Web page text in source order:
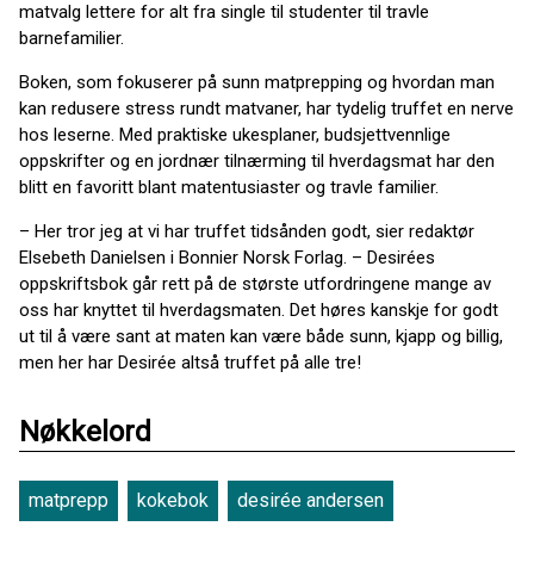
matvalg lettere for alt fra single til studenter til travle
barnefamilier.
Boken, som fokuserer på sunn matprepping og hvordan man
kan redusere stress rundt matvaner, har tydelig truffet en nerve
hos leserne. Med praktiske ukesplaner, budsjettvennlige
oppskrifter og en jordnær tilnærming til hverdagsmat har den
blitt en favoritt blant matentusiaster og travle familier.
– Her tror jeg at vi har truffet tidsånden godt, sier redaktør
Elsebeth Danielsen i Bonnier Norsk Forlag. – Desirées
oppskriftsbok går rett på de største utfordringene mange av
oss har knyttet til hverdagsmaten. Det høres kanskje for godt
ut til å være sant at maten kan være både sunn, kjapp og billig,
men her har Desirée altså truffet på alle tre!
Nøkkelord
matprepp kokebok desirée andersen